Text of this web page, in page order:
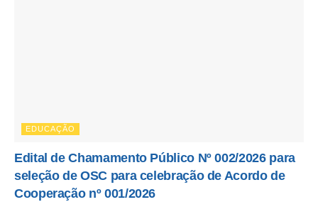
EDUCAÇÃO
Edital de Chamamento Público Nº 002/2026 para
seleção de OSC para celebração de Acordo de
Cooperação nº 001/2026